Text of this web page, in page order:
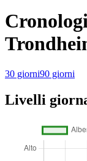
30 giorni90 giorni
Livelli